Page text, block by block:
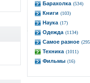
Барахолка (534)
Книги (103)
Наука (17)
Одежда (1134)
Самое разное
Техника (1011)
Фильмы (16)